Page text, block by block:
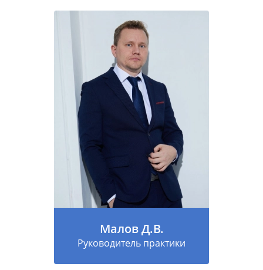
Малов Д.В.
Руководитель практики